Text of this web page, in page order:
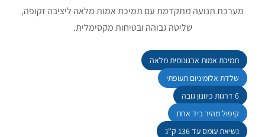
מערכת תנועה מתקדמת עם תמיכת אמות מלאה ליציבה זקופה,
שליטה גבוהה ובטיחות מקסימלית.
תמיכת אמות ארגונומית מלאה
שלדת אלומיניום תעופתי
6 דרגות כיוונון גובה
קיפול מהיר ביד אחת
נשיאת עומס עד 136 ק"ג